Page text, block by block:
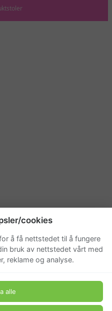
cookies
å få nettstedet til å fungere
bruk av nettstedet vårt med
reklame og analyse.
alle